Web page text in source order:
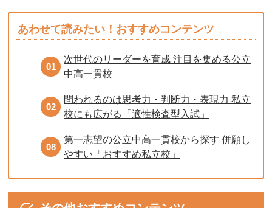
あわせて読みたい！おすすめコンテンツ
01
次世代のリーダーを育成 注目を集める公立
中高一貫校
02
問われるのは思考力・判断力・表現力 私立
校にも広がる「適性検査型入試」
08
第一志望の公立中高一貫校から探す 併願し
やすい「おすすめ私立校」